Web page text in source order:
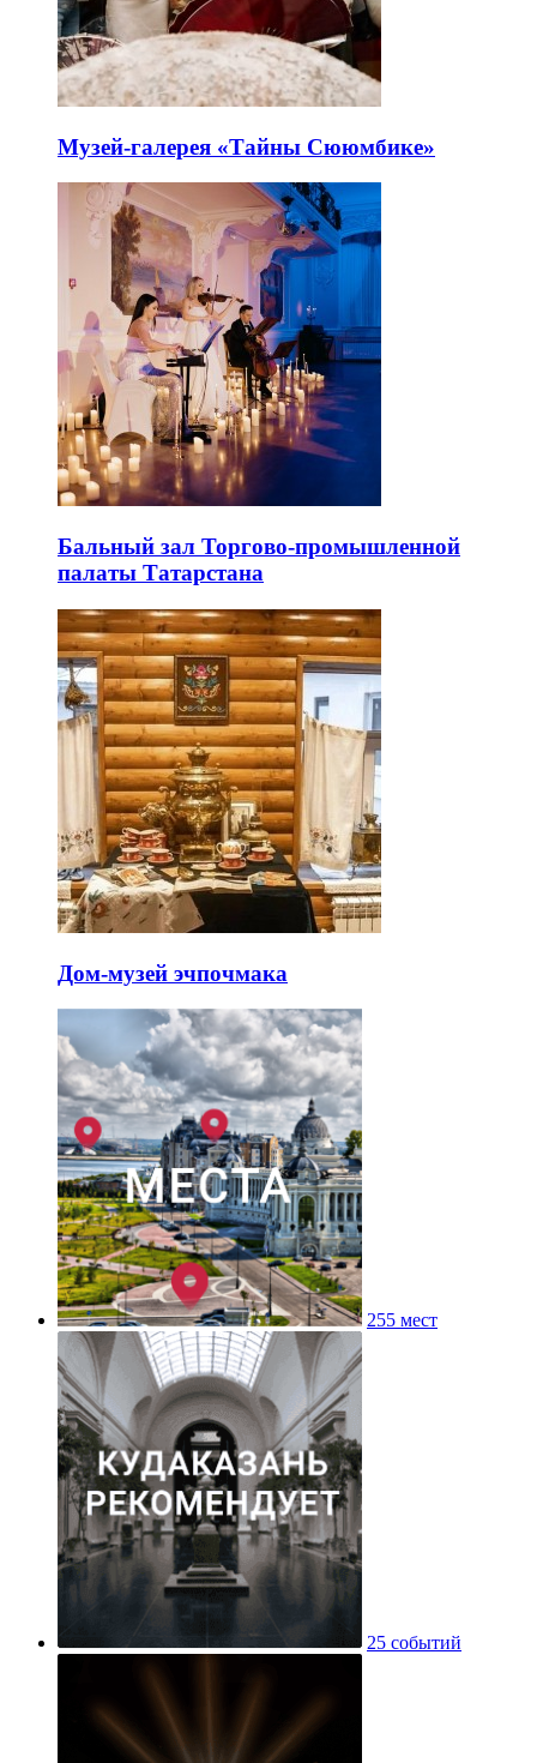
Музей-галерея «Тайны Сююмбике»
Бальный зал Торгово-промышленной
палаты Татарстана
Дом-музей эчпочмака
255 мест
25 событий